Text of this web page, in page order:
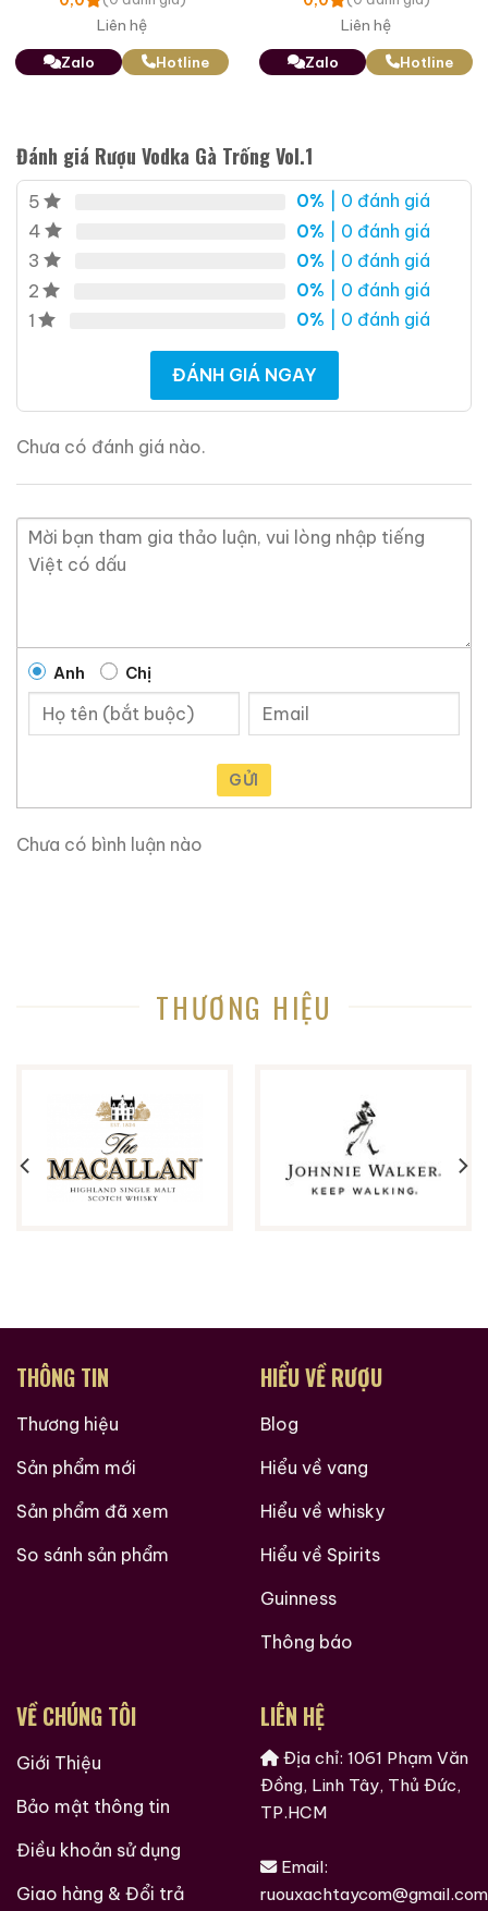
Liên hệ
Zalo Hotline
Marble
Liên hệ
Zalo Hotline
Đánh giá Rượu Vodka Gà Trống Vol.1
5 0% | 0 đánh giá
4
0% | 0 đánh giá
3
0% | 0 đánh giá
2
0% | 0 đánh giá
1
0% | 0 đánh giá
ĐÁNH GIÁ NGAY
Chưa có đánh giá nào.
Anh Chị
GỬI
Chưa có bình luận nào
THƯƠNG HIỆU
THÔNG TIN
Thương hiệu
Sản phẩm mới
Sản phẩm đã xem
So sánh sản phẩm
HIỂU VỀ RƯỢU
Blog
Hiểu về vang
Hiểu về whisky
Hiểu về Spirits
Guinness
Thông báo
VỀ CHÚNG TÔI
Giới Thiệu
Bảo mật thông tin
Điều khoản sử dụng
Giao hàng & Đổi trả
LIÊN HỆ
Địa chỉ: 1061 Phạm Văn
Đồng, Linh Tây, Thủ Đức,
TP.HCM
Email:
ruouxachtaycom@gmail.com